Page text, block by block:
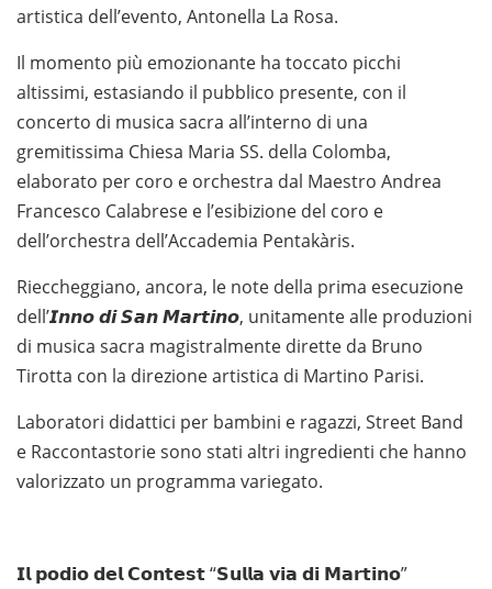
artistica dell’evento, Antonella La Rosa.
Il momento più emozionante ha toccato picchi
altissimi, estasiando il pubblico presente, con il
concerto di musica sacra all’interno di una
gremitissima Chiesa Maria SS. della Colomba,
elaborato per coro e orchestra dal Maestro Andrea
Francesco Calabrese e l’esibizione del coro e
dell’orchestra dell’Accademia Pentakàris.
Rieccheggiano, ancora, le note della prima esecuzione
dell’𝙄𝙣𝙣𝙤 𝙙𝙞 𝙎𝙖𝙣 𝙈𝙖𝙧𝙩𝙞𝙣𝙤, unitamente alle produzioni
di musica sacra magistralmente dirette da Bruno
Tirotta con la direzione artistica di Martino Parisi.
Laboratori didattici per bambini e ragazzi, Street Band
e Raccontastorie sono stati altri ingredienti che hanno
valorizzato un programma variegato.
𝗜𝗹 𝗽𝗼𝗱𝗶𝗼 𝗱𝗲𝗹 𝗖𝗼𝗻𝘁𝗲𝘀𝘁 “𝗦𝘂𝗹𝗹𝗮 𝘃𝗶𝗮 𝗱𝗶 𝗠𝗮𝗿𝘁𝗶𝗻𝗼”